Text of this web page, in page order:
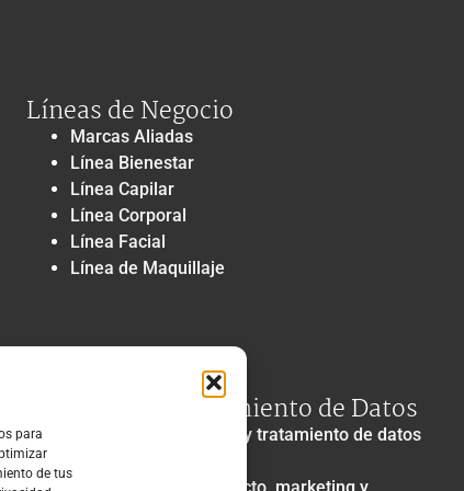
para
de tus
Líneas de Negocio
Marcas Aliadas
Línea Bienestar
Línea Capilar
Línea Corporal
Línea Facial
Línea de Maquillaje
Privacidad y Tratamiento de Datos
Política de privacidad y tratamiento de datos